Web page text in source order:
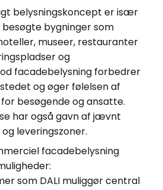
belysningskoncept er især
bygninger som
museer, restauranter
og
facadebelysning forbedrer
og øger følelsen af
besøgende og ansatte.
har også gavn af jævnt
leveringszoner.
facadebelysning
som DALI muliggør central